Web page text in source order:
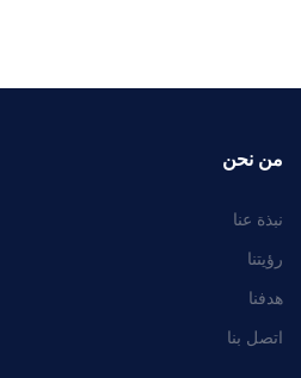
من نحن
نبذة عنا
رؤيتنا
هدفنا
اتصل بنا